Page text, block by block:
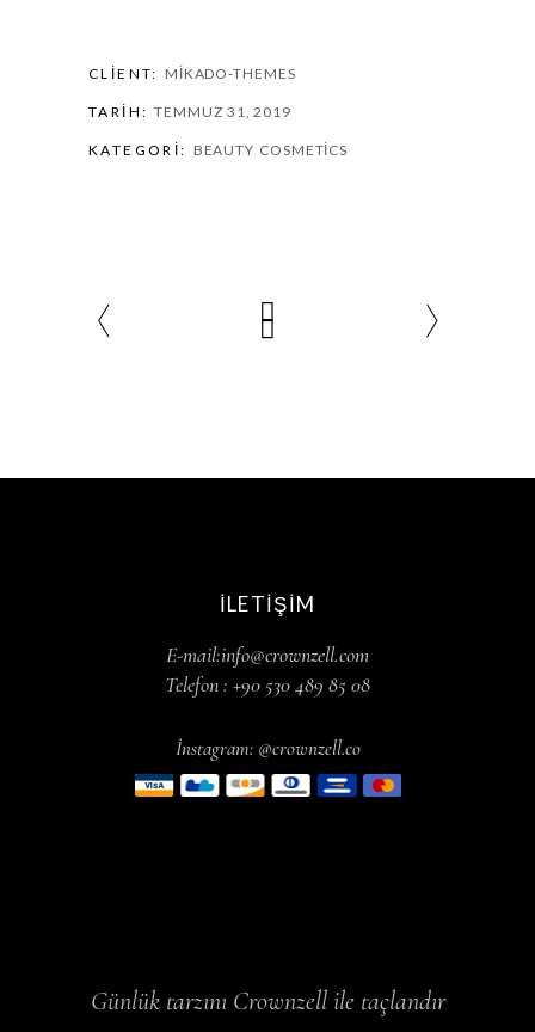
CLIENT: MIKADO-THEMES
TARIH: TEMMUZ 31, 2019
KATEGORI: BEAUTY COSMETICS
İLETIŞIM
E-mail:info@crownzell.com
Telefon : +90 530 489 85 08
İnstagram: @crownzell.co
Günlük tarzını Crownzell ile taçlandır